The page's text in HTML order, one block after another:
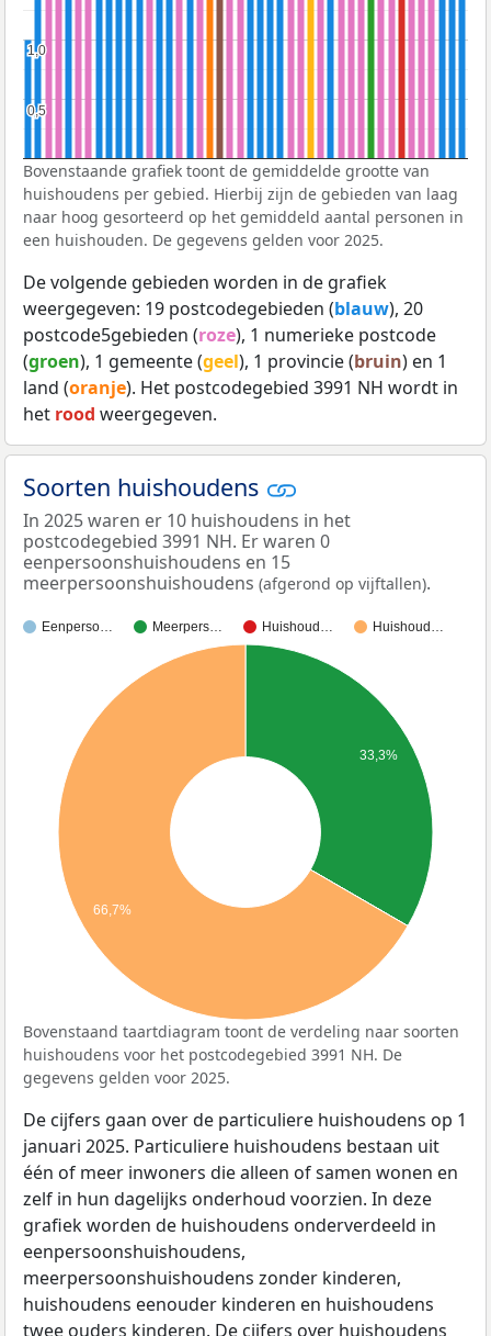
0,5
0,5
1,0
1,0
Bovenstaande grafiek toont de gemiddelde grootte van
huishoudens per gebied. Hierbij zijn de gebieden van laag
naar hoog gesorteerd op het gemiddeld aantal personen in
een huishouden. De gegevens gelden voor 2025.
De volgende gebieden worden in de grafiek
weergegeven: 19 postcodegebieden (blauw), 20
postcode5gebieden (roze), 1 numerieke postcode
(groen), 1 gemeente (geel), 1 provincie (bruin) en 1
land (oranje). Het postcodegebied 3991 NH wordt in
het rood weergegeven.
Soorten huishoudens
In 2025 waren er 10 huishoudens in het
postcodegebied 3991 NH. Er waren 0
eenpersoonshuishoudens en 15
meerpersoonshuishoudens (afgerond op vijftallen).
Eenperso… Meerpers… Huishoud… Huishoud…
33,3%
66,7%
Bovenstaand taartdiagram toont de verdeling naar soorten
huishoudens voor het postcodegebied 3991 NH. De
gegevens gelden voor 2025.
De cijfers gaan over de particuliere huishoudens op 1
januari 2025. Particuliere huishoudens bestaan uit
één of meer inwoners die alleen of samen wonen en
zelf in hun dagelijks onderhoud voorzien. In deze
grafiek worden de huishoudens onderverdeeld in
eenpersoonshuishoudens,
meerpersoonshuishoudens zonder kinderen,
huishoudens eenouder kinderen en huishoudens
twee ouders kinderen. De cijfers over huishoudens